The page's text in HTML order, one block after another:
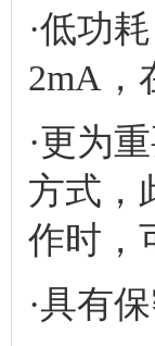
·低功
2mA，
·更为
方式，
作时，
·具有